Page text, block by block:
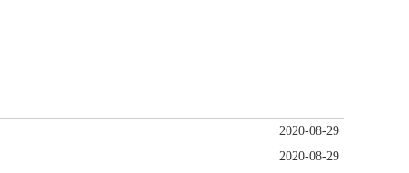
2020-08-29
2020-08-29